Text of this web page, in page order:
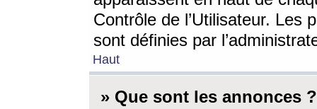
Contrôle de l’Utilisateur. Les
sont définies par
Haut
» Que sont les annonces ?